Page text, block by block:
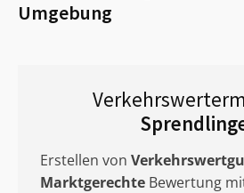
Umgebung
Erstellen von
Marktgerechte Bewertung